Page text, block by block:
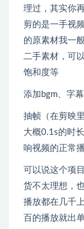
理过，其实你
剪的是一手视
的原素材我一
二手素材，可
饱和度等
添加bgm、字幕
抽帧（在剪映
大概0.1s的时
响视频的正常播
可以说这个项
货不太理想，
播放都在几千
百的播放就出